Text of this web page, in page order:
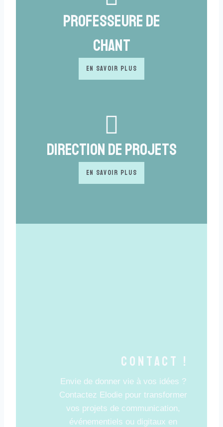
Professeure de
chant
EN SAVOIR PLUS
Direction de projets
EN SAVOIR PLUS
Contact !
Envie de donner vie à vos idées ?
Contactez Elodie pour transformer
vos projets de communication,
événementiels ou digitaux en